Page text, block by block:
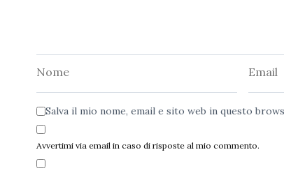
Salva il mio nome, email e sito web in questo
Avvertimi via email in caso di risposte al mio commento.